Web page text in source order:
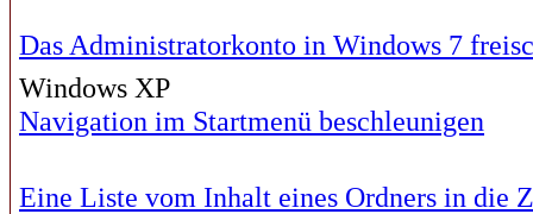
Das Administratorkonto in Windows 7
Windows XP
Navigation im Startmenü beschleunigen
Eine Liste vom Inhalt eines Ordners in die